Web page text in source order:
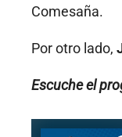
Comesaña.
Por otro lado,
Escuche el